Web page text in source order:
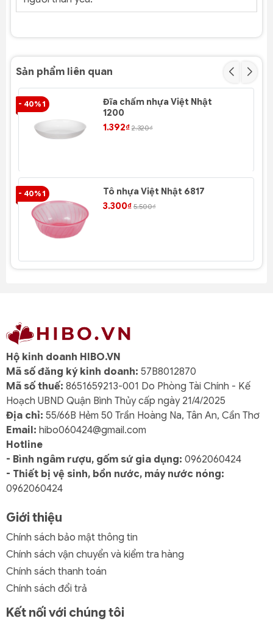
Sản phẩm liên quan
- 40% 1
Đĩa chấm nhựa Việt Nhật
1200
1.392₫ 2.320₫
- 40% 1
Tô nhựa Việt Nhật 6817
3.300₫ 5.500₫
Hộ kinh doanh HIBO.VN
Mã số đăng ký kinh doanh: 57B8012870
Mã số thuế: 8651659213-001 Do Phòng Tài Chính - Kế
Hoạch UBND Quận Bình Thủy cấp ngày 21/4/2025
Địa chỉ: 55/66B Hẻm 50 Trần Hoàng Na, Tân An, Cần Thơ
Email: hibo060424@gmail.com
Hotline
- Bình ngâm rượu, gốm sứ gia dụng: 0962060424
- Thiết bị vệ sinh, bồn nước, máy nước nóng:
0962060424
Giới thiệu
Chính sách bảo mật thông tin
Chính sách vận chuyển và kiểm tra hàng
Chính sách thanh toán
Chính sách đổi trả
Kết nối với chúng tôi